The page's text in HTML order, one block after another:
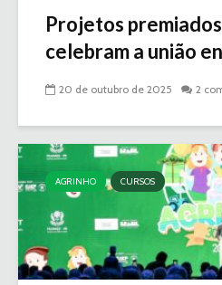
Projetos
celebram a união
20 de outubro de 2025 2
AGRINHO CURSOS